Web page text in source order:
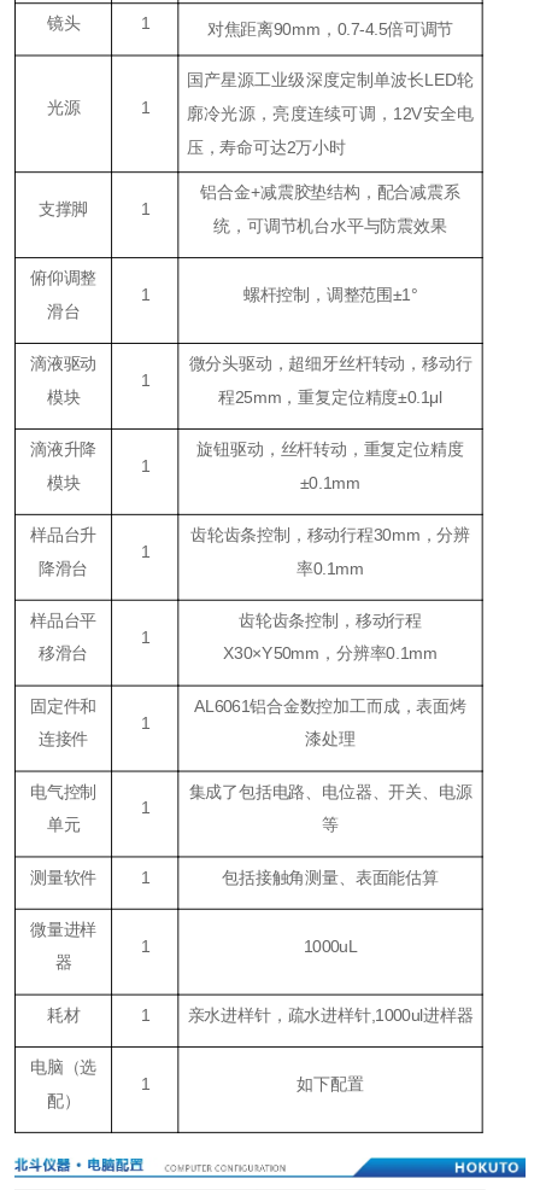
镜头 1 对焦距离90mm，0.7-4.5倍可调节
光源 1
国产星源工业级深度定制单波长LED轮
廓冷光源，亮度连续可调，12V安全电
压，寿命可达2万小时
支撑脚 1
铝合金+减震胶垫结构，配合减震系
统，可调节机台水平与防震效果
俯仰调整
滑台
1 螺杆控制，调整范围±1°
滴液驱动
模块
1
微分头驱动，超细牙丝杆转动，移动行
程25mm，重复定位精度±0.1μl
滴液升降
模块
1
旋钮驱动，丝杆转动，重复定位精度
±0.1mm
样品台升
降滑台
1
齿轮齿条控制，移动行程30mm，分辨
率0.1mm
样品台平
移滑台
1
齿轮齿条控制，移动行程
X30×Y50mm，分辨率0.1mm
固定件和
连接件
1
AL6061铝合金数控加工而成，表面烤
漆处理
电气控制
单元
1
集成了包括电路、电位器、开关、电源
等
测量软件 1 包括接触角测量、表面能估算
微量进样
器
1 1000uL
耗材 1 亲水进样针，疏水进样针,1000ul进样器
电脑（选
配）
1 如下配置